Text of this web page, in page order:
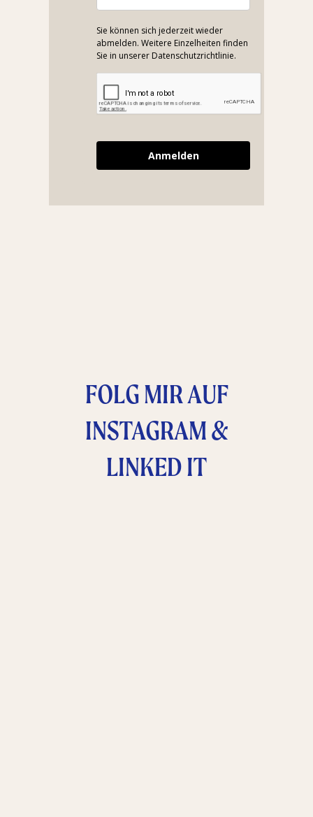
Sie können sich jederzeit wieder
abmelden. Weitere Einzelheiten finden
Sie in unserer Datenschutzrichtlinie.
Anmelden
FOLG MIR AUF
INSTAGRAM &
LINKED IT